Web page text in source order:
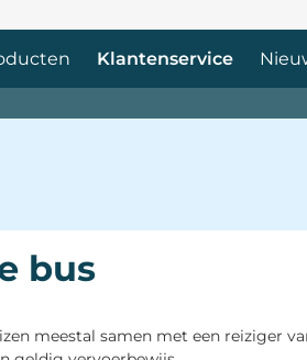
Klantenservice
bus
meestal samen met een reiziger